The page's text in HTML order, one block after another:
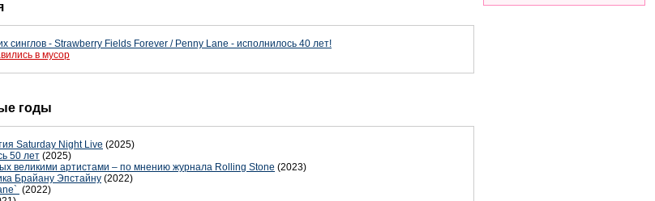
синглов - Strawberry Fields Forever / Penny Lane - исполнилось 40 лет!
в мусор
годы
Saturday Night Live (2025)
50 лет (2025)
великими артистами – по мнению журнала Rolling Stone (2023)
Брайану Эпстайну (2022)
(2022)